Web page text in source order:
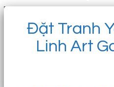
Đặt Tranh
Linh Art